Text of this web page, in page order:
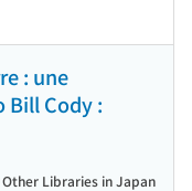
: une
Bill Cody :
Other Libraries in Japan